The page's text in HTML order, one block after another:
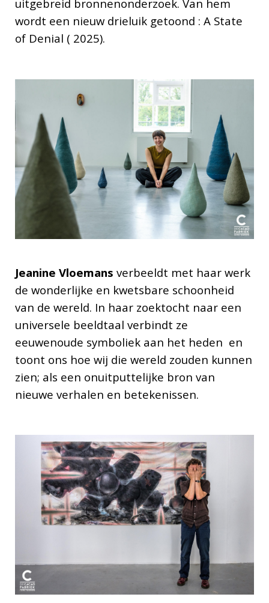
uitgebreid bronnenonderzoek. Van hem
wordt een nieuw drieluik getoond : A State
of Denial ( 2025).
Jeanine Vloemans verbeeldt met haar werk
de wonderlijke en kwetsbare schoonheid
van de wereld. In haar zoektocht naar een
universele beeldtaal verbindt ze
eeuwenoude symboliek aan het heden en
toont ons hoe wij die wereld zouden kunnen
zien; als een onuitputtelijke bron van
nieuwe verhalen en betekenissen.